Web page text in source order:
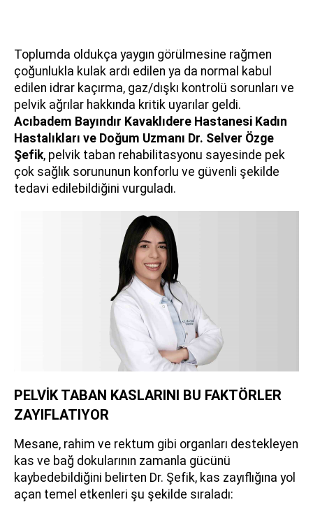
Toplumda oldukça yaygın görülmesine rağmen
çoğunlukla kulak ardı edilen ya da normal kabul
edilen idrar kaçırma, gaz/dışkı kontrolü sorunları ve
pelvik ağrılar hakkında kritik uyarılar geldi.
Acıbadem Bayındır Kavaklıdere Hastanesi Kadın
Hastalıkları ve Doğum Uzmanı Dr. Selver Özge
Şefik, pelvik taban rehabilitasyonu sayesinde pek
çok sağlık sorununun konforlu ve güvenli şekilde
tedavi edilebildiğini vurguladı.
PELVİK TABAN KASLARINI BU FAKTÖRLER
ZAYIFLATIYOR
Mesane, rahim ve rektum gibi organları destekleyen
kas ve bağ dokularının zamanla gücünü
kaybedebildiğini belirten Dr. Şefik, kas zayıflığına yol
açan temel etkenleri şu şekilde sıraladı: